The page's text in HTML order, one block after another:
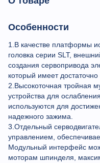
Особенности
1.В качестве платформы
головка серии SLT,
создания сервопривода
который имеет
2.Высокоточная тройная
устройства для
используются для
надежного зажима.
3.Отдельный
управлением,
Модульный интерфейс
моторам шпинделя,